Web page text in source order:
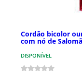
Cordão bicolor
com nó de
DISPONÍVEL